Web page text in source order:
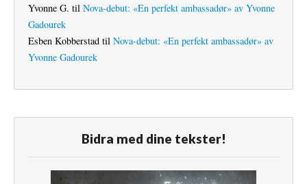
Yvonne G. til Nova-debut: «En perfekt ambassadør» av Yvonne
Gadourek
Esben Kobberstad til Nova-debut: «En perfekt ambassadør» av
Yvonne Gadourek
Bidra med dine tekster!